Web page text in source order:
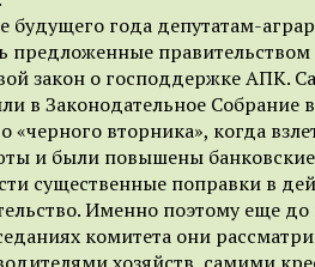
будущего года депутатам-
предложенные правительством
закон о господдержке АПК.
в Законодательное Собрание
«черного вторника», когда
и были повышены банковские
существенные поправки в
Именно поэтому еще до
комитета они